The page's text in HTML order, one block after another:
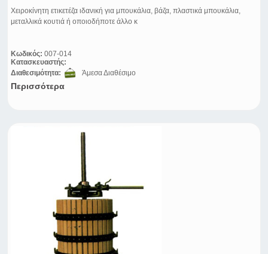
Χειροκίνητη ετικετέζα ιδανική για μπουκάλια, βάζα, πλαστικά μπουκάλια,
μεταλλικά κουτιά ή οποιοδήποτε άλλο κ
Κωδικός: 007-014
Κατασκευαστής:
Διαθεσιμότητα:
Άμεσα Διαθέσιμο
Περισσότερα